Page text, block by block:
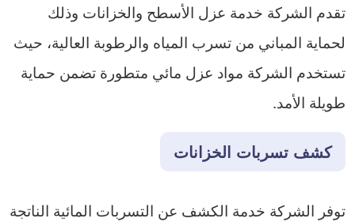
تقدم الشركة خدمة عزل الأسطح والخزانات وذلك
لحماية المباني من تسرب المياه والرطوبة العالية، حيث
تستخدم الشركة مواد عزل مائي متطورة تضمن حماية
طويلة الأمد.
كشف تسربات الخزانات
توفر الشركة خدمة الكشف عن التسربات المائية الناتجة